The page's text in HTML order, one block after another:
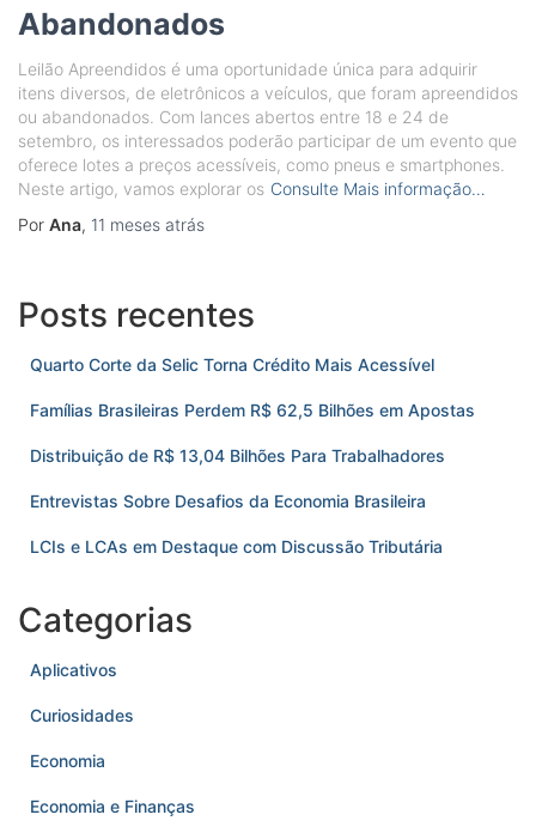
Abandonados
Leilão Apreendidos é uma oportunidade única para adquirir
itens diversos, de eletrônicos a veículos, que foram apreendidos
ou abandonados. Com lances abertos entre 18 e 24 de
setembro, os interessados poderão participar de um evento que
oferece lotes a preços acessíveis, como pneus e smartphones.
Neste artigo, vamos explorar os Consulte Mais informação…
Por Ana, 11 meses atrás
Posts recentes
Quarto Corte da Selic Torna Crédito Mais Acessível
Famílias Brasileiras Perdem R$ 62,5 Bilhões em Apostas
Distribuição de R$ 13,04 Bilhões Para Trabalhadores
Entrevistas Sobre Desafios da Economia Brasileira
LCIs e LCAs em Destaque com Discussão Tributária
Categorias
Aplicativos
Curiosidades
Economia
Economia e Finanças